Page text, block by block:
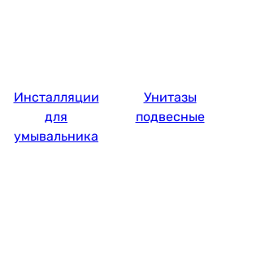
Инсталляции
для
умывальника
Унитазы
подвесные